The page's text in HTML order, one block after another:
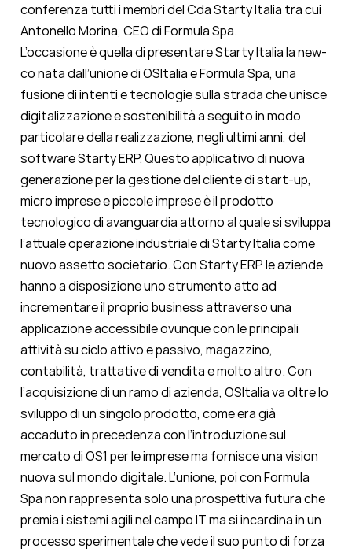
conferenza tutti i membri del Cda Starty Italia tra cui
Antonello Morina, CEO di Formula Spa.
L’occasione è quella di presentare Starty Italia la new-
co nata dall’unione di OSItalia e Formula Spa, una
fusione di intenti e tecnologie sulla strada che unisce
digitalizzazione e sostenibilità a seguito in modo
particolare della realizzazione, negli ultimi anni, del
software Starty ERP. Questo applicativo di nuova
generazione per la gestione del cliente di start-up,
micro imprese e piccole imprese è il prodotto
tecnologico di avanguardia attorno al quale si sviluppa
l’attuale operazione industriale di Starty Italia come
nuovo assetto societario. Con Starty ERP le aziende
hanno a disposizione uno strumento atto ad
incrementare il proprio business attraverso una
applicazione accessibile ovunque con le principali
attività su ciclo attivo e passivo, magazzino,
contabilità, trattative di vendita e molto altro. Con
l’acquisizione di un ramo di azienda, OSItalia va oltre lo
sviluppo di un singolo prodotto, come era già
accaduto in precedenza con l’introduzione sul
mercato di OS1 per le imprese ma fornisce una vision
nuova sul mondo digitale. L’unione, poi con Formula
Spa non rappresenta solo una prospettiva futura che
premia i sistemi agili nel campo IT ma si incardina in un
processo sperimentale che vede il suo punto di forza